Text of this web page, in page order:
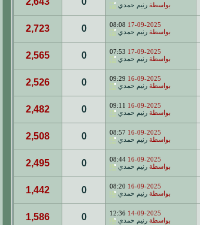
بواسطة رنيم حمدي
17-09-2025
08:08
بواسطة رنيم حمدي 0
2,723
17-09-2025
07:53
بواسطة رنيم حمدي 0
2,565
16-09-2025
09:29
بواسطة رنيم حمدي 0
2,526
16-09-2025
09:11
بواسطة رنيم حمدي 0
2,482
16-09-2025
08:57
بواسطة رنيم حمدي 0
2,508
16-09-2025
08:44
بواسطة رنيم حمدي 0
2,495
16-09-2025
08:20
بواسطة رنيم حمدي 0
1,442
14-09-2025
12:36
بواسطة رنيم حمدي 0
1,586